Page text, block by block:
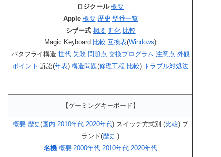
ロジクール 概要
Apple 概要 歴史 型番一覧
シザー式 概要 進化 比較
Magic Keyboard 比較 互換表(Windows)
バタフライ構造 世代 失敗 問題点 交換プログラム 注意点 外観
ポイント 訴訟(年表) 構造問題(修理工程 比較) トラブル対処法
【ゲーミングキーボード】
概要 歴史(国内 2010年代 2020年代) スイッチ方式別 (比較) ブ
ランド(歴史 )
名機 概要 2000年代 2010年代 2020年代